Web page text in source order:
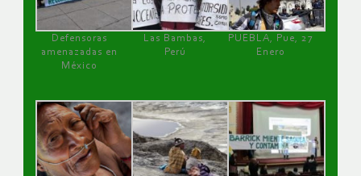
Defensoras
amenazadas en
México
Las Bambas,
Perú
PUEBLA, Pue, 27
Enero